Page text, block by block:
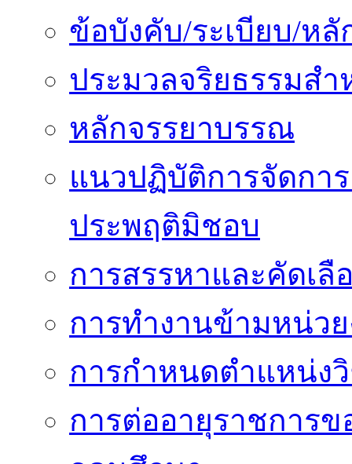
ข้อบังคับ/ระเบียบ/ห
ประมวลจริยธรรมส
หลักจรรยาบรรณ
แนวปฏิบัติการจัดการ
ประพฤติมิชอบ
การสรรหาและคัดเลื
การทำงานข้ามหน่ว
การกำหนดตำแหน่ง
การต่ออายุราชการ